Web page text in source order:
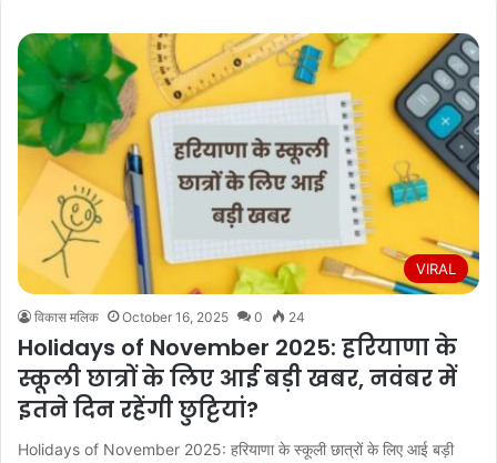
VIRAL
विकास मलिक October 16, 2025 0 24
Holidays of November 2025: हरियाणा के
स्कूली छात्रों के लिए आई बड़ी खबर, नवंबर में
इतने दिन रहेंगी छुट्टियां?
Holidays of November 2025: हरियाणा के स्कूली छात्रों के लिए आई बड़ी